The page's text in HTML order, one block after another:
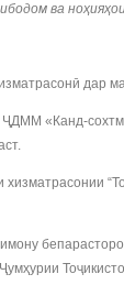
ва
дар
«Канд-